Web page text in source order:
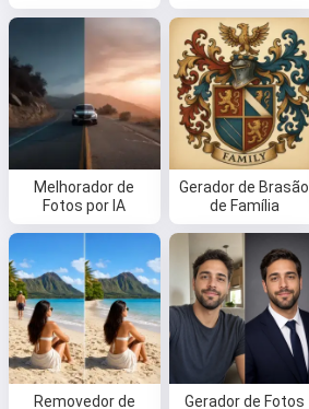
Melhorador de
Fotos por IA
Gerador de Brasão
de Família
Removedor de Gerador de Fotos